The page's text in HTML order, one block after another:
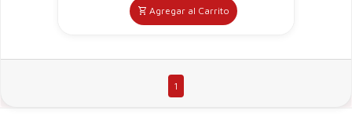
Agregar al Carrito
1